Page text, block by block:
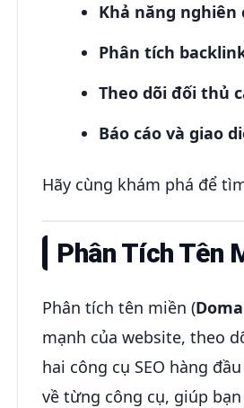
Khả năng
Phân tích
Theo dõi đối thủ
Báo cáo và giao
Hãy cùng khám phá để
Phân Tích Tên
Phân tích tên miền (
mạnh của website, theo
hai công cụ SEO hàng
về từng công cụ, giúp